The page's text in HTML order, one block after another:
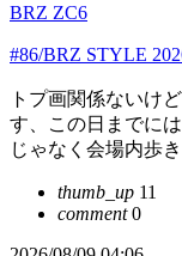
BRZ ZC6
#86/BRZ STYLE
トプ画関係ないけ
す、この日までに
じゃなく会場内歩
thumb_up 11
comment0